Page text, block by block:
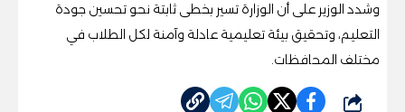
وشدد الوزير على أن الوزارة تسير بخطى ثابتة نحو تحسين جودة
التعليم، وتحقيق بيئة تعليمية عادلة وآمنة لكل الطلاب في
مختلف المحافظات.
شارك